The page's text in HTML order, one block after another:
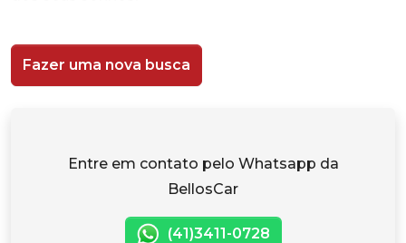
Fazer uma nova busca
Entre em contato pelo Whatsapp da
BellosCar
(41)3411-0728